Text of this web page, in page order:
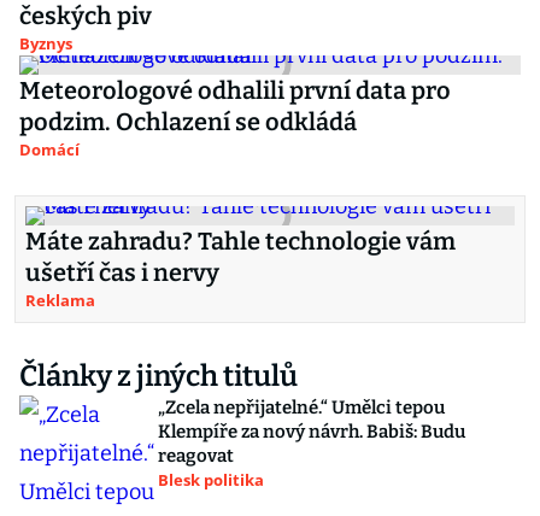
českých piv
Byznys
Meteorologové odhalili první data pro
podzim. Ochlazení se odkládá
Domácí
Máte zahradu? Tahle technologie vám
ušetří čas i nervy
Reklama
Články z jiných titulů
„Zcela nepřijatelné.“ Umělci tepou
Klempíře za nový návrh. Babiš: Budu
reagovat
Blesk politika